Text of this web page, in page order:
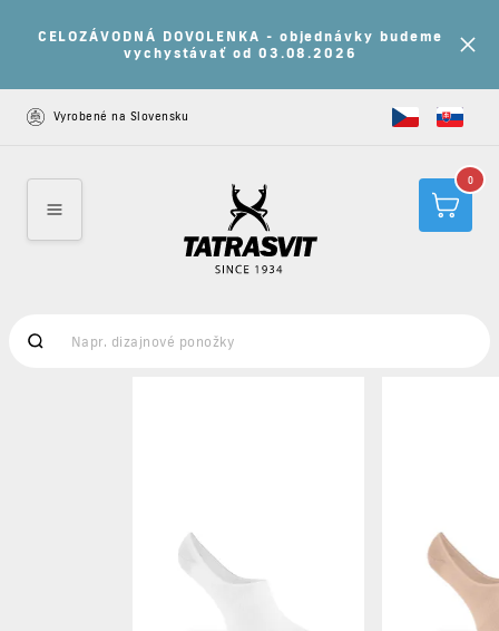
Nakúp 7 a viac produktov a získaj 15% zľavu na
všetky nezľavnené produkty s kupónom: LETO15
Vyrobené na Slovensku
0